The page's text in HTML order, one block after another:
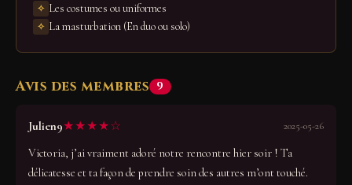
Les costumes ou uniformes
La masturbation (En duo ou solo)
Avis des membres 9
Julien9★★★★☆ 2025-05-26
Victoria, j’ai vraiment adoré notre rencontre hier soir ! Ta
délicatesse et ta façon de prendre soin des autres m’ont touché.